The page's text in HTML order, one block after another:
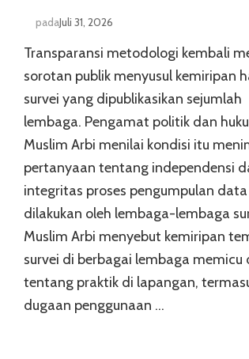
padaJuli 31, 2026
Transparansi metodologi kembali
sorotan publik menyusul kemiripan
survei yang dipublikasikan sejumlah
lembaga. Pengamat politik dan
Muslim Arbi menilai kondisi itu
pertanyaan tentang independensi
integritas proses pengumpulan
dilakukan oleh lembaga-lembaga
Muslim Arbi menyebut kemiripan
survei di berbagai lembaga memicu
tentang praktik di lapangan,
dugaan penggunaan …